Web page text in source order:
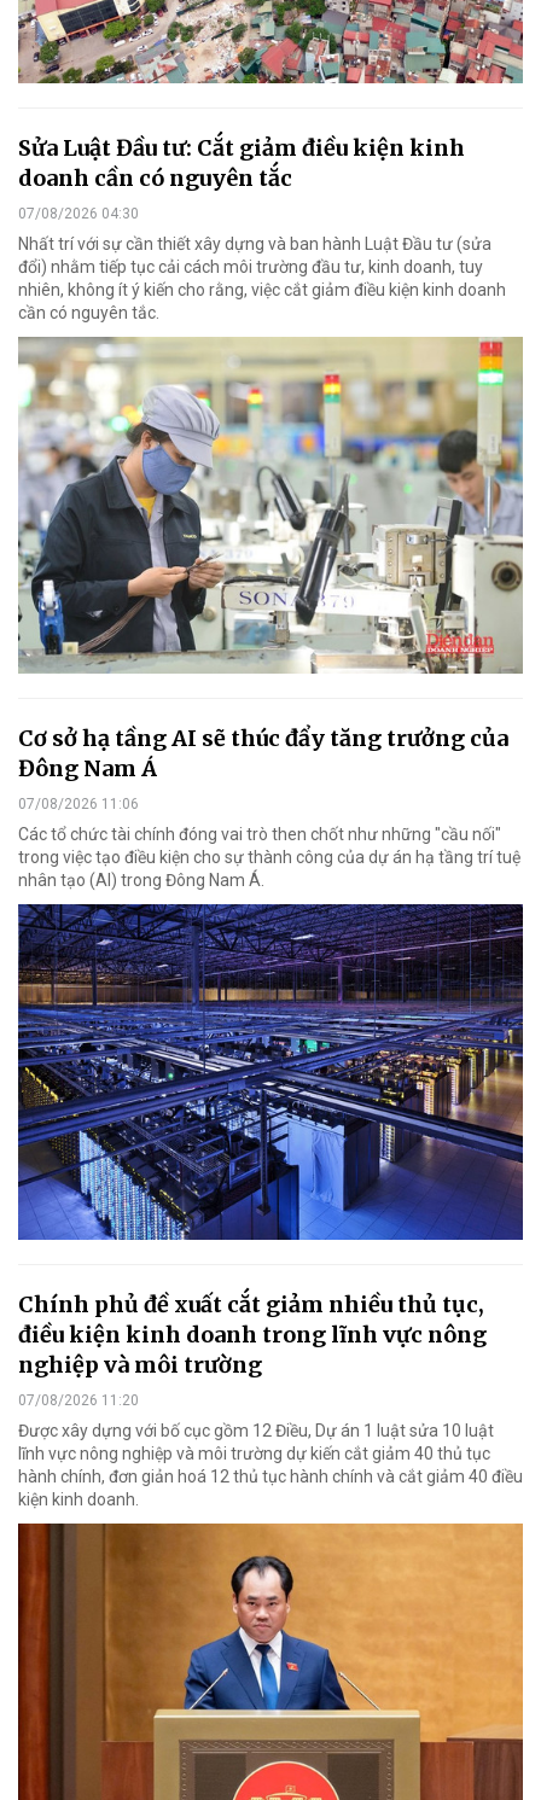
Sửa Luật Đầu tư: Cắt giảm điều kiện kinh
doanh cần có nguyên tắc
07/08/2026 04:30
Nhất trí với sự cần thiết xây dựng và ban hành Luật Đầu tư (sửa
đổi) nhằm tiếp tục cải cách môi trường đầu tư, kinh doanh, tuy
nhiên, không ít ý kiến cho rằng, việc cắt giảm điều kiện kinh doanh
cần có nguyên tắc.
Cơ sở hạ tầng AI sẽ thúc đẩy tăng trưởng của
Đông Nam Á
07/08/2026 11:06
Các tổ chức tài chính đóng vai trò then chốt như những "cầu nối"
trong việc tạo điều kiện cho sự thành công của dự án hạ tầng trí tuệ
nhân tạo (AI) trong Đông Nam Á.
Chính phủ đề xuất cắt giảm nhiều thủ tục,
điều kiện kinh doanh trong lĩnh vực nông
nghiệp và môi trường
07/08/2026 11:20
Được xây dựng với bố cục gồm 12 Điều, Dự án 1 luật sửa 10 luật
lĩnh vực nông nghiệp và môi trường dự kiến cắt giảm 40 thủ tục
hành chính, đơn giản hoá 12 thủ tục hành chính và cắt giảm 40 điều
kiện kinh doanh.